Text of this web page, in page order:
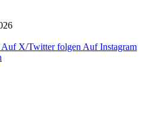
Auf X/Twitter folgen Auf Instagram